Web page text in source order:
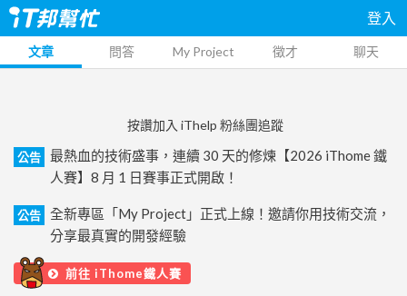
登入
文章 問答 My Project 徵才 聊天
按讚加入 iThelp 粉絲團追蹤
公告
最熱血的技術盛事，連續 30 天的修煉【2026 iThome 鐵
人賽】8 月 1 日賽事正式開啟！
公告
全新專區「My Project」正式上線！邀請你用技術交流，
分享最真實的開發經驗
前往 iThome鐵人賽